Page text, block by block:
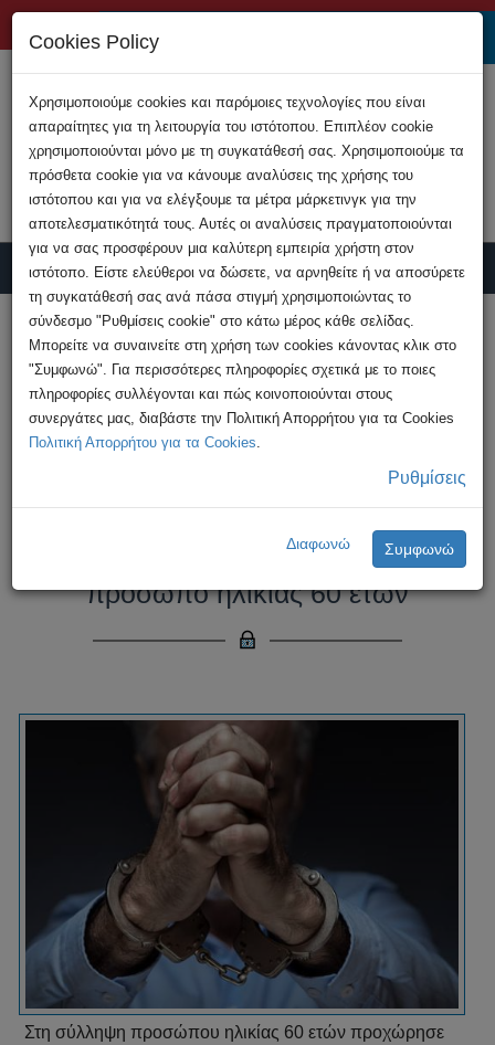
Υποβολή Καταγγελίας
HOME
Ανακοινώσεις
Απόκτηση/κατοχή παιδικής πορνογραφίας –
Συνελήφθη πρόσωπο ...
Απόκτηση/κατοχή παιδικής
πορνογραφίας – Συνελήφθη
πρόσωπο ηλικίας 60 ετών
Στη σύλληψη προσώπου ηλικίας 60 ετών προχώρησε
Cookies Policy
Χρησιμοποιούμε cookies και παρόμοιες τεχνολογίες που είναι
απαραίτητες για τη λειτουργία του ιστότοπου. Επιπλέον cookie
χρησιμοποιούνται μόνο με τη συγκατάθεσή σας. Χρησιμοποιούμε τα
πρόσθετα cookie για να κάνουμε αναλύσεις της χρήσης του
ιστότοπου και για να ελέγξουμε τα μέτρα μάρκετινγκ για την
αποτελεσματικότητά τους. Αυτές οι αναλύσεις πραγματοποιούνται
για να σας προσφέρουν μια καλύτερη εμπειρία χρήστη στον
ιστότοπο. Είστε ελεύθεροι να δώσετε, να αρνηθείτε ή να αποσύρετε
τη συγκατάθεσή σας ανά πάσα στιγμή χρησιμοποιώντας το
σύνδεσμο "Ρυθμίσεις cookie" στο κάτω μέρος κάθε σελίδας.
Μπορείτε να συναινείτε στη χρήση των cookies κάνοντας κλικ στο
"Συμφωνώ". Για περισσότερες πληροφορίες σχετικά με το ποιες
πληροφορίες συλλέγονται και πώς κοινοποιούνται στους
συνεργάτες μας, διαβάστε την Πολιτική Απορρήτου για τα Cookies
Πολιτική Απορρήτου για τα Cookies.
Ρυθμίσεις
Διαφωνώ Συμφωνώ